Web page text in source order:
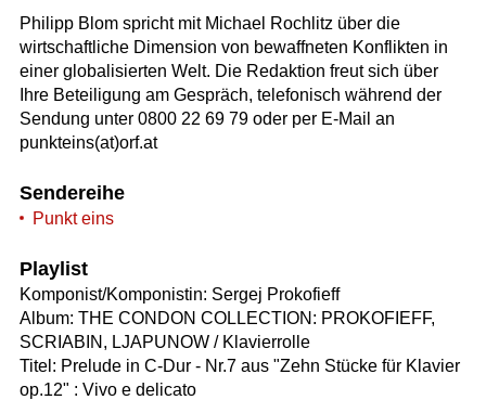
Philipp Blom spricht mit Michael Rochlitz über die
wirtschaftliche Dimension von bewaffneten Konflikten in
einer globalisierten Welt. Die Redaktion freut sich über
Ihre Beteiligung am Gespräch, telefonisch während der
Sendung unter 0800 22 69 79 oder per E-Mail an
punkteins(at)orf.at
Sendereihe
Punkt eins
Playlist
Komponist/Komponistin: Sergej Prokofieff
Album: THE CONDON COLLECTION: PROKOFIEFF,
SCRIABIN, LJAPUNOW / Klavierrolle
Titel: Prelude in C-Dur - Nr.7 aus "Zehn Stücke für Klavier
op.12" : Vivo e delicato